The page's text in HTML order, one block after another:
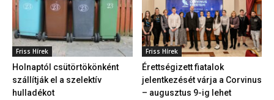
Friss Hírek
Holnaptól csütörtökönként
szállítják el a szelektív
hulladékot
Friss Hírek
Érettségizett fiatalok
jelentkezését várja a Corvinus
– augusztus 9-ig lehet